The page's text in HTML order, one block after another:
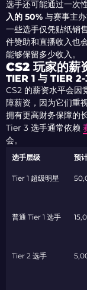
选手还可能通过一次
入的 50% 与赛事主
一些选手仅凭贴纸销
件赞助和直播收入也
能够保留多少收入。
CS2 玩家的薪
TIER 1 与 TIER
CS2 的薪资水平会因
障薪资，因为它们重
拥有更高财务保障的
Tier 3 选手通常依赖
会。
选手层级 预
Tier 1 超级明星
普通 Tier 1 选手
Tier 2 选手